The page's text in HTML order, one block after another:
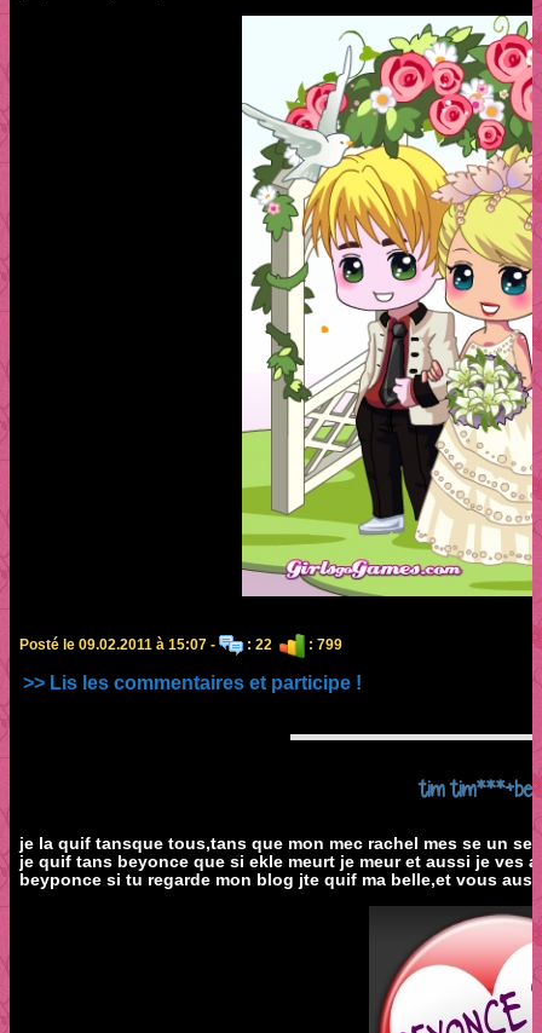
Posté le 09.02.2011 à 15:07 - : 22 : 799
>> Lis les commentaires et participe !
tim
je la quif tansque tous,tans que mon mec rachel mes se un
je quif tans beyonce que si ekle meurt je meur et aussi je ves
beyponce si tu regarde mon blog jte quif ma belle,et vous